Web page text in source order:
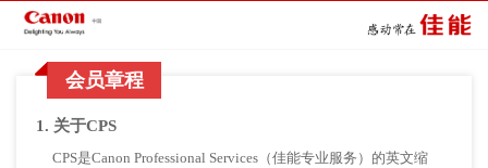
会员章程
1. 关于CPS
CPS是Canon Professional Services（佳能专业服务）的英文缩